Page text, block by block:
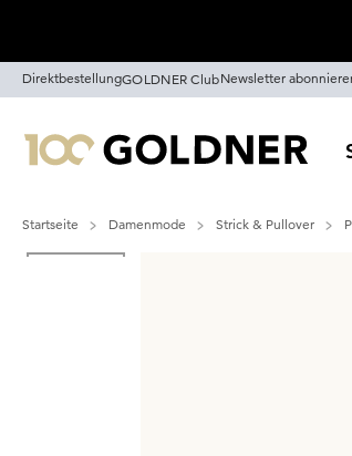
DirektbestellungGOLDNER ClubNewsletter
Startseite Damenmode Strick & Pullover